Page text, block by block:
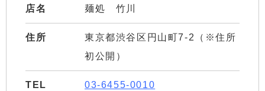
店名 麺処 竹川
住所
東京都渋谷区円山町7-2（※住所
初公開）
TEL 03-6455-0010